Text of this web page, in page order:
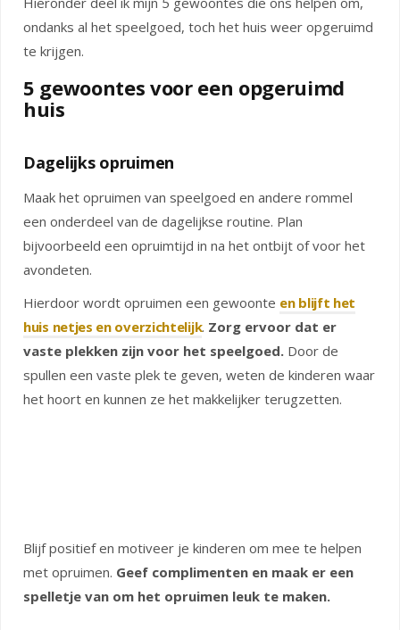
ondanks al het speelgoed, toch het huis weer opgeruimd
te krijgen.
5 gewoontes voor een opgeruimd
huis
Dagelijks opruimen
Maak het opruimen van speelgoed en andere rommel
een onderdeel van de dagelijkse routine. Plan
bijvoorbeeld een opruimtijd in na het ontbijt of voor het
avondeten.
Hierdoor wordt opruimen een gewoonte en blijft het
huis netjes en overzichtelijk. Zorg ervoor dat er
vaste plekken zijn voor het speelgoed. Door de
spullen een vaste plek te geven, weten de kinderen waar
het hoort en kunnen ze het makkelijker terugzetten.
Blijf positief en motiveer je kinderen om mee te helpen
met opruimen. Geef complimenten en maak er een
spelletje van om het opruimen leuk te maken.